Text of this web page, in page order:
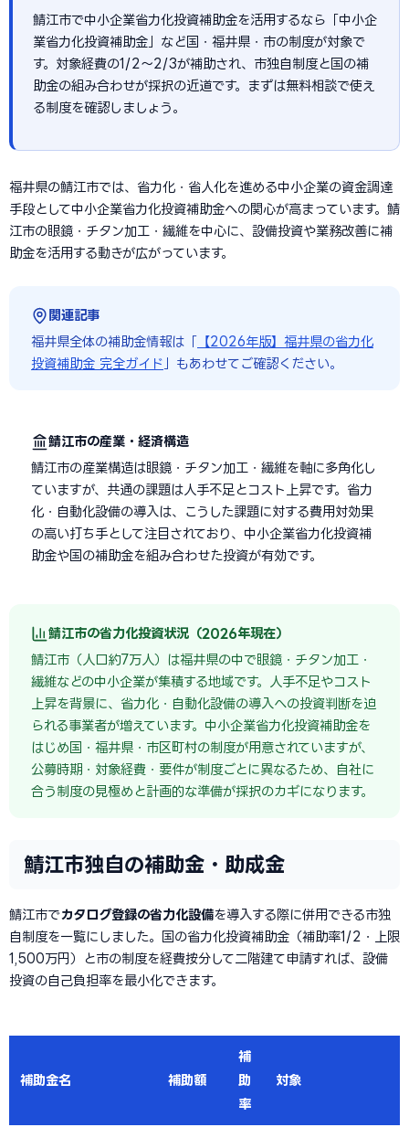
鯖江市で中小企業省力化投資補助金を活用するなら「中小企
業省力化投資補助金」など国・福井県・市の制度が対象で
す。対象経費の1/2〜2/3が補助され、市独自制度と国の補
助金の組み合わせが採択の近道です。まずは無料相談で使え
る制度を確認しましょう。
福井県の鯖江市では、省力化・省人化を進める中小企業の資金調達
手段として中小企業省力化投資補助金への関心が高まっています。鯖
江市の眼鏡・チタン加工・繊維を中心に、設備投資や業務改善に補
助金を活用する動きが広がっています。
関連記事
福井県全体の補助金情報は「
【2026年版】福井県の省力化
投資補助金 完全ガイド 」もあわせてご確認ください。
鯖江市の産業・経済構造
鯖江市の産業構造は眼鏡・チタン加工・繊維を軸に多角化し
ていますが、共通の課題は人手不足とコスト上昇です。省力
化・自動化設備の導入は、こうした課題に対する費用対効果
の高い打ち手として注目されており、中小企業省力化投資補
助金や国の補助金を組み合わせた投資が有効です。
鯖江市の省力化投資状況（2026年現在）
鯖江市（人口約7万人）は福井県の中で眼鏡・チタン加工・
繊維などの中小企業が集積する地域です。人手不足やコスト
上昇を背景に、省力化・自動化設備の導入への投資判断を迫
られる事業者が増えています。中小企業省力化投資補助金を
はじめ国・福井県・市区町村の制度が用意されていますが、
公募時期・対象経費・要件が制度ごとに異なるため、自社に
合う制度の見極めと計画的な準備が採択のカギになります。
鯖江市独自の補助金・助成金
鯖江市でカタログ登録の省力化設備を導入する際に併用できる市独
自制度を一覧にしました。国の省力化投資補助金（補助率1/2・上限
1,500万円）と市の制度を経費按分して二階建て申請すれば、設備
投資の自己負担率を最小化できます。
補助金名 補助額
補
助
率
対象